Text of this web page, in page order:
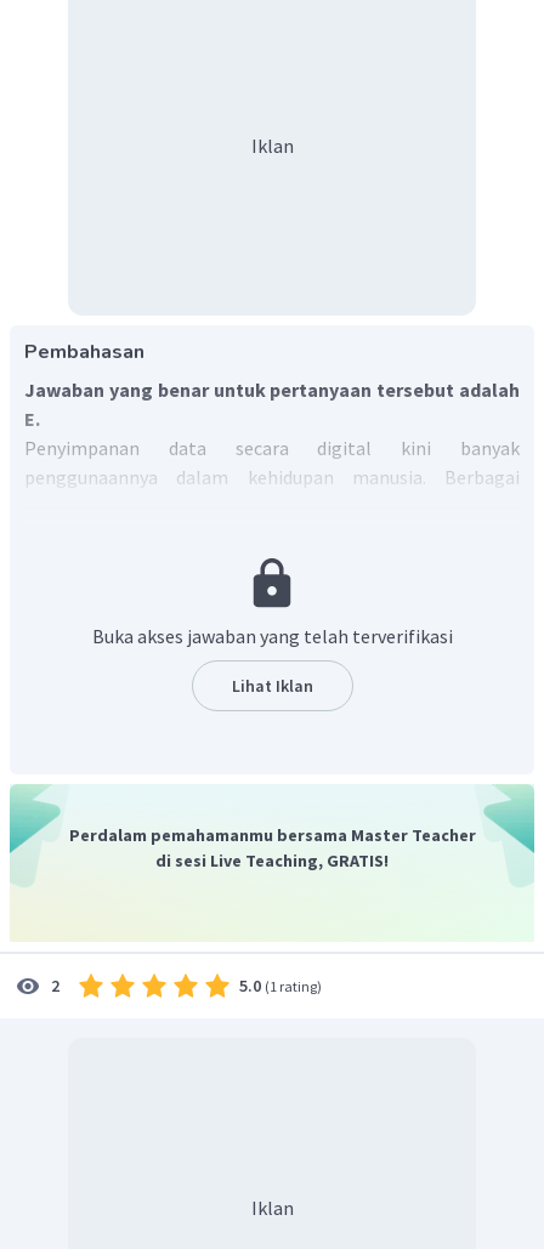
Iklan
Pembahasan
Jawaban yang benar untuk pertanyaan tersebut adalah
E.
Penyimpanan data secara digital kini banyak
penggunaannya dalam kehidupan manusia. Berbagai
harddisk untuk menyimpan data. Kini, penyimpanan data
dapat dilakukan dengan menggunakan cloud storage. Cloud
data secara online. Beberapa penyedia layanan ini adalah
Google Drive, Dropbox dan juga Microsoft OneDrive.
Dengan demikian, penyimpanan data secara online
Buka akses jawaban yang telah terverifikasi
Lihat Iklan
Perdalam pemahamanmu bersama Master Teacher
di sesi Live Teaching, GRATIS!
2 5.0 (1 rating)
Iklan